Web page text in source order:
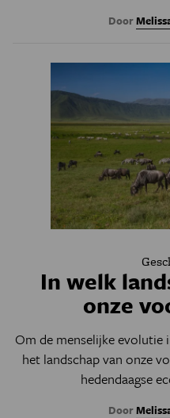
Door
In welk
onze
Om de menselijke evolutie
het landschap van onze
hedendaagse
Door